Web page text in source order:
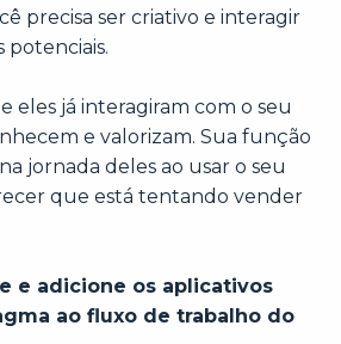
precisa ser criativo e interagir
potenciais.
eles já interagiram com o seu
e valorizam. Sua função
jornada deles ao usar o seu
que está tentando vender
e adicione os aplicativos
ao fluxo de trabalho do